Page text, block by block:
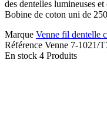
des dentelles lumineuses
Bobine de coton uni de
Marque Venne fil dentelle
Référence Venne 7-1021/
En stock 4 Produits